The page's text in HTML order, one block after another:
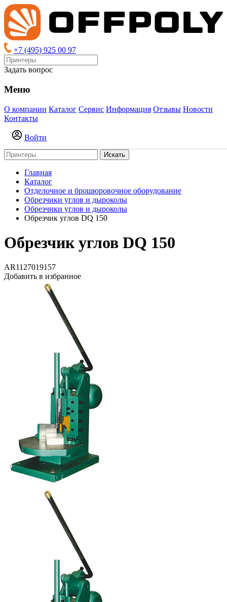
+7 (495) 925 00 97
Задать вопрос
Меню
О компании Каталог Сервис Информация Отзывы Новости
Контакты
Войти
Искать
Главная
Каталог
Отделочное и брошюровочное оборудование
Обрезчики углов и дыроколы
Обрезчики углов и дыроколы
Обрезчик углов DQ 150
Обрезчик углов DQ 150
AR1127019157
Добавить в избранное